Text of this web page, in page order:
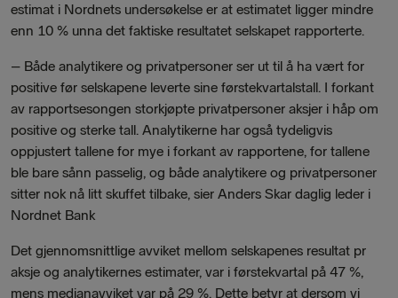
estimat i Nordnets undersøkelse er at estimatet ligger mindre
enn 10 % unna det faktiske resultatet selskapet rapporterte.
– Både analytikere og privatpersoner ser ut til å ha vært for
positive før selskapene leverte sine førstekvartalstall. I forkant
av rapportsesongen storkjøpte privatpersoner aksjer i håp om
positive og sterke tall. Analytikerne har også tydeligvis
oppjustert tallene for mye i forkant av rapportene, for tallene
ble bare sånn passelig, og både analytikere og privatpersoner
sitter nok nå litt skuffet tilbake, sier Anders Skar daglig leder i
Nordnet Bank
Det gjennomsnittlige avviket mellom selskapenes resultat pr
aksje og analytikernes estimater, var i førstekvartal på 47 %,
mens medianavviket var på 29 %. Dette betyr at dersom vi